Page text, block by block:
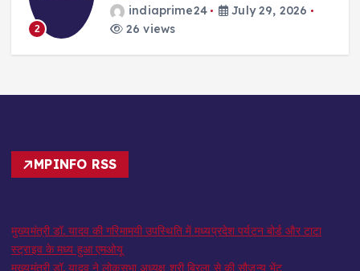
indiaprime24
July 29, 2026
26 views
MPINFO RSS
मुख्यमंत्री डॉ. यादव की गरिमामयी उपस्थिति में मध्यप्रदेश पर्यटन बोर्ड और टाटा
स्ट्राइव के मध्य हुआ एमओयू
मुख्यमंत्री डॉ. यादव ने लोकसभा अध्यक्ष श्री बिरला से की सौजन्य भेंट